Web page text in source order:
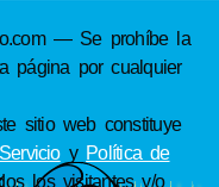
— Se prohíbe la
página por cualquier
sitio web constituye
y Política de
los visitantes y/o